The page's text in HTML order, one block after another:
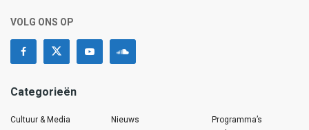
VOLG ONS OP
Categorieën
Cultuur & Media
Nieuws
Programma’s